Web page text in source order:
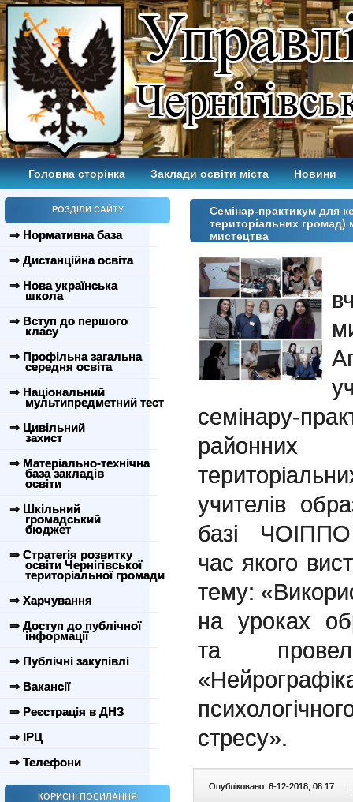
Головна сторінка Заклади освіти міста Новини
РОЗДІЛИ САЙТУ
⇒ Нормативна база
⇒ Дистанційна освіта
⇒ Нова українська
школа
⇒ Вступ до першого
класу
⇒ Профільна загальна
середня освіта
⇒ Національний
мультипредметний тест
⇒ Цивільний
захист
⇒ Матеріально-технічна
база закладів
освіти
⇒ Шкільний
громадський
бюджет
⇒ Стратегія розвитку
освіти Чернігівської
територіальної громади
⇒ Харчування
⇒ Доступ до публічної
інформації
⇒ Публічні закупівлі
⇒ Вакансії
⇒ Реєстрація в ДНЗ
⇒ ІРЦ
⇒ Телефони
КОРИСНІ ПОСИЛАННЯ
Семінар-практикум для
територіальних громад)
мистецтва
семінару-
районних
учителів
базі ЧОІППО
час якого
тему:
на уроках
та
стресу».
Опубліковано: 6-12-2018, 08:17 |